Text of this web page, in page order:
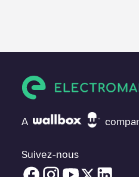
fournissent des informations
expérience possible pour les
Les avis des conducteurs de
les plus appropriées selon la
Vlissingen.N'hésitez donc pas à
A
Suivez-nous